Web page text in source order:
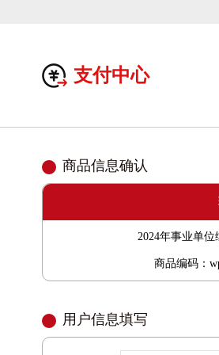
支付中心
商品信息确认
2024年事业单
商品编码：
用户信息填写